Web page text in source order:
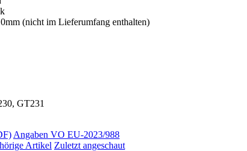
(nicht im Lieferumfang enthalten)
GT231
Angaben VO EU-2023/988
Artikel Zuletzt angeschaut